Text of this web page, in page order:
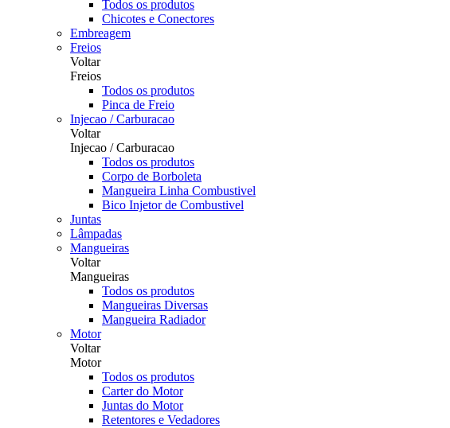
Todos os produtos
Chicotes e Conectores
Embreagem
Freios
Voltar
Freios
Todos os produtos
Pinca de Freio
Injecao / Carburacao
Voltar
Injecao / Carburacao
Todos os produtos
Corpo de Borboleta
Mangueira Linha Combustivel
Bico Injetor de Combustivel
Juntas
Lâmpadas
Mangueiras
Voltar
Mangueiras
Todos os produtos
Mangueiras Diversas
Mangueira Radiador
Motor
Voltar
Motor
Todos os produtos
Carter do Motor
Juntas do Motor
Retentores e Vedadores